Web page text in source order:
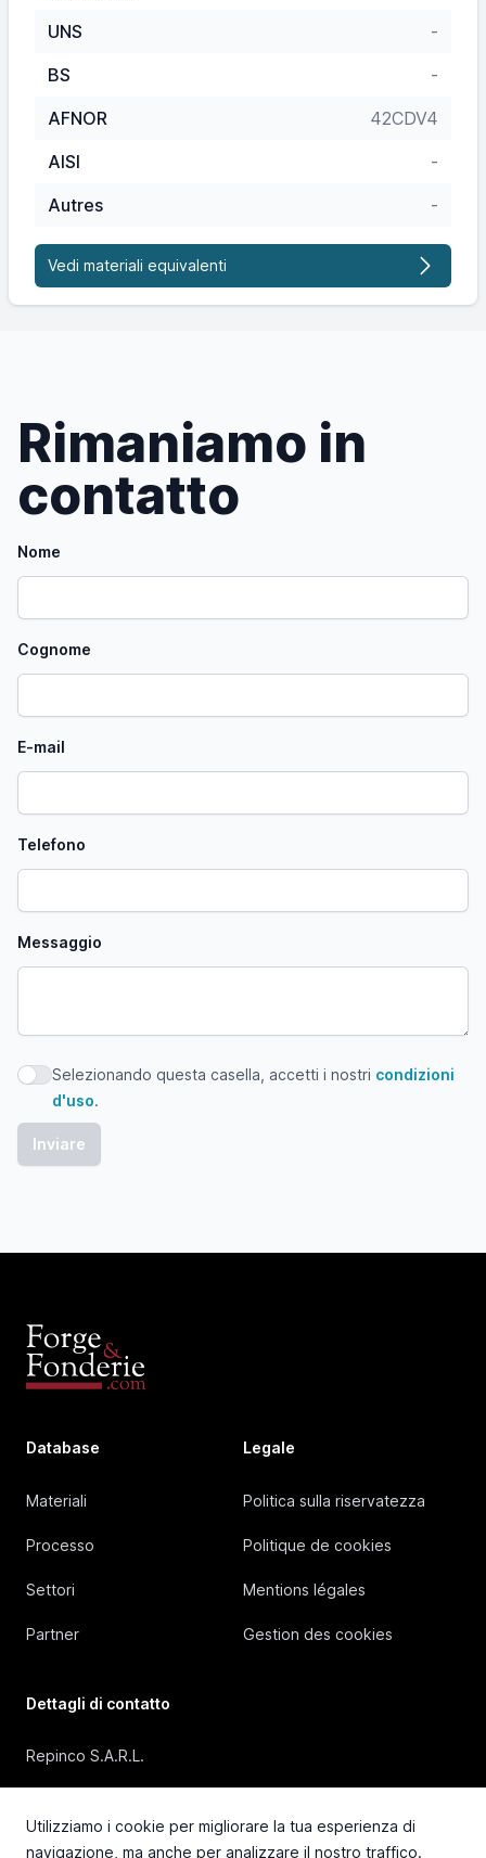
Utilizziamo i cookie per migliorare la tua esperienza di
navigazione, ma anche per analizzare il nostro traffico.
UNS
-
BS
-
AFNOR
42CDV4
AISI
-
Autres
-
Vedi materiali equivalenti
Rimaniamo in
contatto
Nome
Cognome
E-mail
Telefono
Messaggio
Selezionando questa casella, accetti i nostri condizioni
Selezionando questa casella, accetti i nostri condizioni
d'uso.
Database
Materiali
Processo
Settori
Partner
Legale
Politica sulla riservatezza
Politique de cookies
Mentions légales
Gestion des cookies
Dettagli di contatto
Repinco S.A.R.L.
+33 4 72 36 87 87